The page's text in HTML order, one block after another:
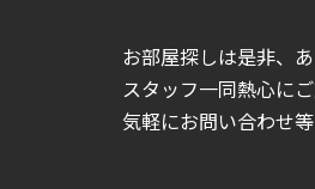
お部屋探しは是非、
スタッフ一同熱心に
気軽にお問い合わせ